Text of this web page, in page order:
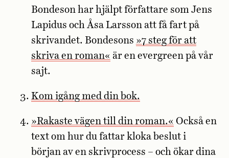
Bondeson har hjälpt författare som Jens
Lapidus och Åsa Larsson att få fart på
skrivandet. Bondesons »7 steg för att
skriva en roman« är en evergreen på vår
sajt.
Kom igång med din bok.
»Rakaste vägen till din roman.« Också en
text om hur du fattar kloka beslut i
början av en skrivprocess – och ökar dina